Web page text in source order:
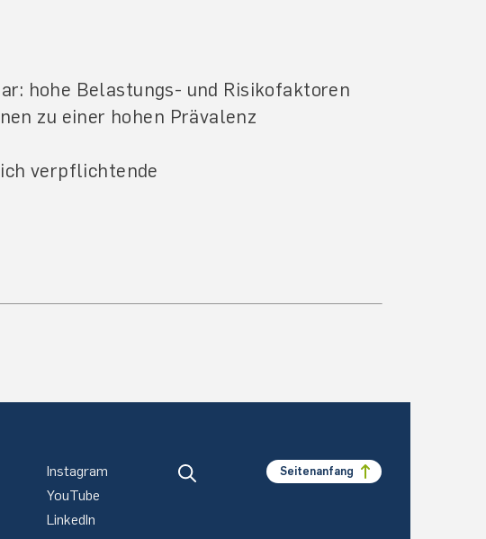
hohe Belastungs- und Risikofaktoren
zu einer hohen Prävalenz
verpflichtende
Instagram
YouTube
LinkedIn
Seitenanfang